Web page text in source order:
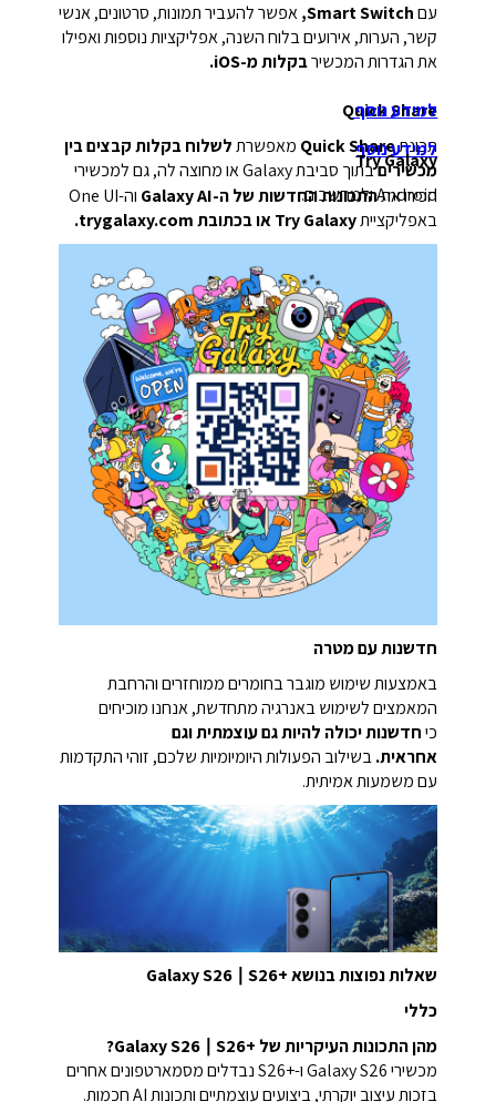
עם Smart Switch, אפשר להעביר תמונות, סרטונים, אנשי
קשר, הערות, אירועים בלוח השנה, אפליקציות נוספות ואפילו
את הגדרות המכשירבקלות מ-iOS.
Quick Share
תכונתQuick Share מאפשרת לשלוח בקלות קבצים בין
מכשירים
בתוך סביבת Galaxy או מחוצה לה, גם למכשירי
Android ולמחשבים.
למידע נוסף
למידע נוסף
Try Galaxy
הכירו אתהתכונות החדשות של ה-Galaxy AI
וה-One UI
באפליקצייתTry Galaxy או בכתובת trygalaxy.com.
חדשנות עם מטרה
באמצעות שימוש מוגבר בחומרים ממוחזרים והרחבת
המאמצים לשימוש באנרגיה מתחדשת, אנחנו מוכיחים
כי חדשנות יכולה להיות גם עוצמתית וגם
אחראית.בשילוב הפעולות היומיומיות שלכם, זוהי התקדמות
עם משמעות אמיתית.
שאלות נפוצות בנושא Galaxy S26 ∣ S26+‎
כללי
מהן התכונות העיקריות של Galaxy S26 ∣ S26+‎?
מכשירי Galaxy S26 ו-S26+‎ נבדלים מסמארטפונים אחרים
בזכות עיצוב יוקרתי, ביצועים עוצמתיים ותכונות AI חכמות.